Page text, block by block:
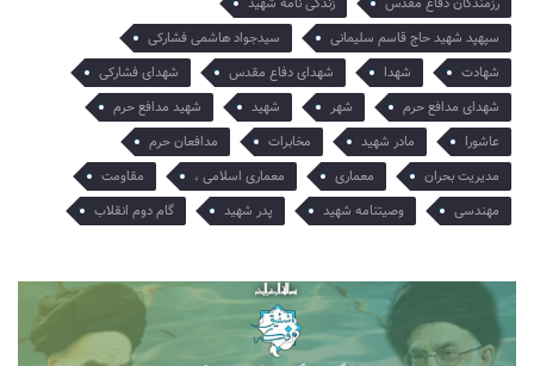
سپهپد شهید حاج قاسم سلیمانی
سیدجواد هاشمی فشارکی
شهادت
شهدا شهدای دفاع مقدس
شهدای فشارکی
شهدای مدافع حرم
شهر شهید
شهید مدافع حرم
عاشورا
مادر شهید مخابرات
مدافعان حرم
مدیریت بحران
معماری معماری اسلامی ،
مقاومت
مهندسی
وصیتنامه شهید پدر شهید گام دوم انقلاب